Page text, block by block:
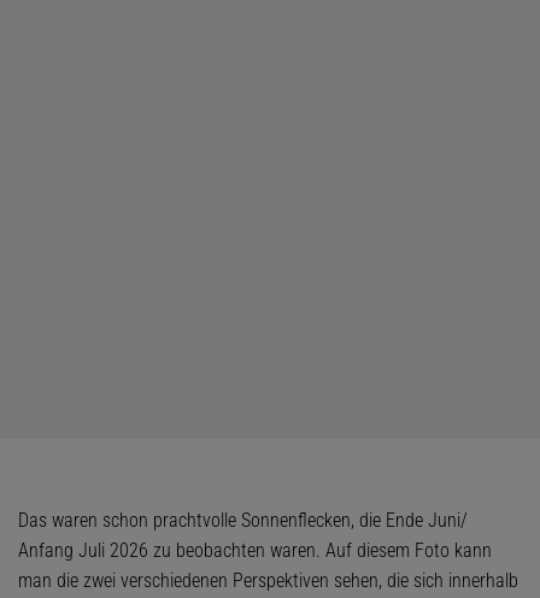
Das waren schon prachtvolle Sonnenflecken, die Ende Juni/
Anfang Juli 2026 zu beobachten waren. Auf diesem Foto kann
man die zwei verschiedenen Perspektiven sehen, die sich innerhalb